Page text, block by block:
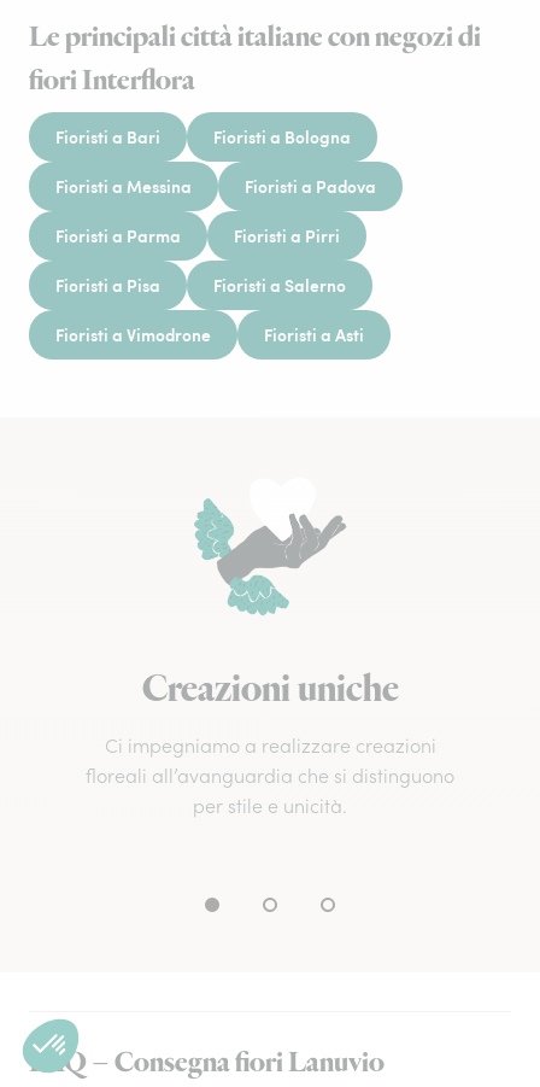
Le principali città italiane con negozi di
fiori Interflora
Fioristi a Bari Fioristi a Bologna
Fioristi a Messina Fioristi a Padova
Fioristi a Parma Fioristi a Pirri
Fioristi a Pisa Fioristi a Salerno
Fioristi a Vimodrone Fioristi a Asti
Creazioni uniche
Ci impegniamo a realizzare creazioni
floreali all’avanguardia che si distinguono
per stile e unicità.
FAQ – Consegna fiori Lanuvio